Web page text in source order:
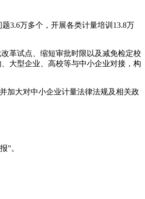
3.6万多个，开展各类计量培训13.8万
革试点、缩短审批时限以及减免检定校
大型企业、高校等与中小企业对接，构
加大对中小企业计量法律法规及相关政
”。